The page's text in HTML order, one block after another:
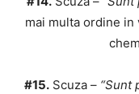
mai multa ordine in
#15. Scuza – “Sunt